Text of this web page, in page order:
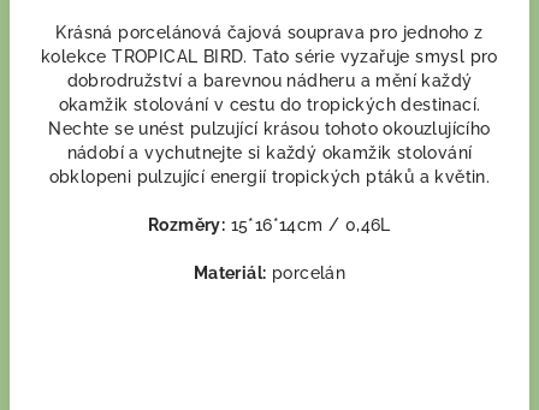
Krásná porcelánová čajová souprava pro jednoho z
kolekce TROPICAL BIRD. Tato série vyzařuje smysl pro
dobrodružství a barevnou nádheru a mění každý
okamžik stolování v cestu do tropických destinací.
Nechte se unést pulzující krásou tohoto okouzlujícího
nádobí a vychutnejte si každý okamžik stolování
obklopeni pulzující energií tropických ptáků a květin.
Rozměry: 15*16*14cm / 0,46L
Materiál: porcelán